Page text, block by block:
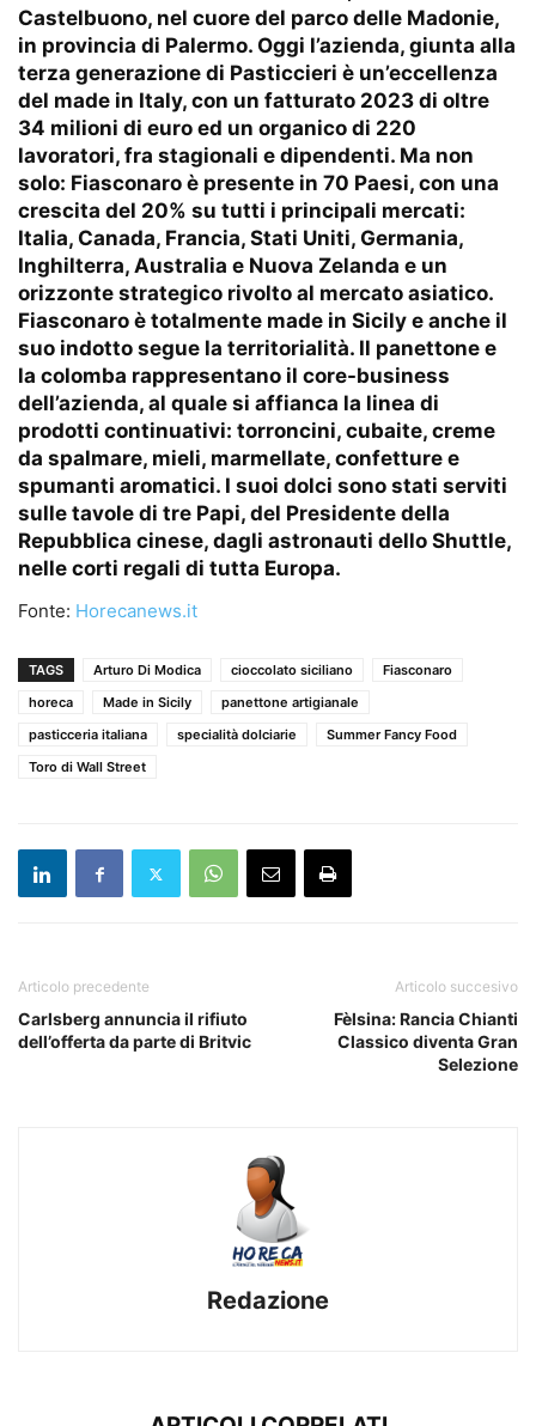
Castelbuono, nel cuore del parco delle Madonie,
in provincia di Palermo. Oggi l’azienda, giunta alla
terza generazione di Pasticcieri è un’eccellenza
del made in Italy, con un fatturato 2023 di oltre
34 milioni di euro ed un organico di 220
lavoratori, fra stagionali e dipendenti. Ma non
solo: Fiasconaro è presente in 70 Paesi, con una
crescita del 20% su tutti i principali mercati:
Italia, Canada, Francia, Stati Uniti, Germania,
Inghilterra, Australia e Nuova Zelanda e un
orizzonte strategico rivolto al mercato asiatico.
Fiasconaro è totalmente made in Sicily e anche il
suo indotto segue la territorialità. Il panettone e
la colomba rappresentano il core-business
dell’azienda, al quale si affianca la linea di
prodotti continuativi: torroncini, cubaite, creme
da spalmare, mieli, marmellate, confetture e
spumanti aromatici. I suoi dolci sono stati serviti
sulle tavole di tre Papi, del Presidente della
Repubblica cinese, dagli astronauti dello Shuttle,
nelle corti regali di tutta Europa.
Fonte: Horecanews.it
TAGS Arturo Di Modica cioccolato siciliano
Fiasconaro
horeca
Made in Sicily
panettone artigianale
pasticceria italiana
specialità dolciarie
Summer Fancy Food
Toro di Wall Street
Articolo precedente
Carlsberg annuncia il rifiuto
dell’offerta da parte di Britvic
Articolo succesivo
Fèlsina: Rancia Chianti
Classico diventa Gran
Selezione
Redazione